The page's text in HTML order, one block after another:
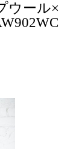
ウール×